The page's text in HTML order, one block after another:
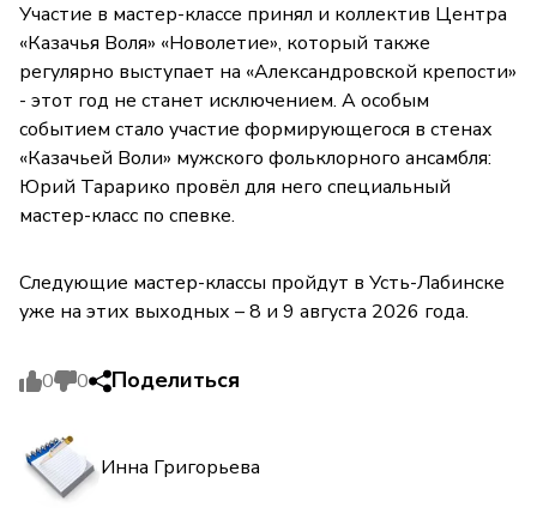
Участие в мастер-классе принял и коллектив Центра
«Казачья Воля» «Новолетие», который также
регулярно выступает на «Александровской крепости»
- этот год не станет исключением. А особым
событием стало участие формирующегося в стенах
«Казачьей Воли» мужского фольклорного ансамбля:
Юрий Тарарико провёл для него специальный
мастер-класс по спевке.
Следующие мастер-классы пройдут в Усть-Лабинске
уже на этих выходных – 8 и 9 августа 2026 года.
0 0 Поделиться
Инна Григорьева